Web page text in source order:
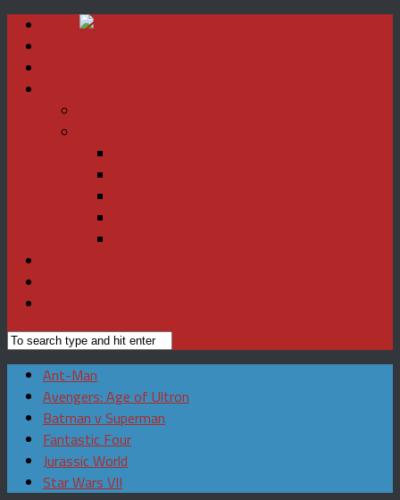
Ant-Man
Avengers: Age of Ultron
Batman v Superman
Fantastic Four
Jurassic World
Star Wars VII